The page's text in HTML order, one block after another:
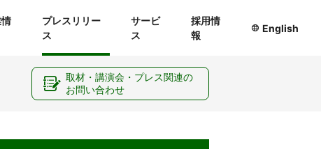
プレスリリー
ス
サービ
ス
採用情
報
English
取材・講演会・プレス関連の
お問い合わせ